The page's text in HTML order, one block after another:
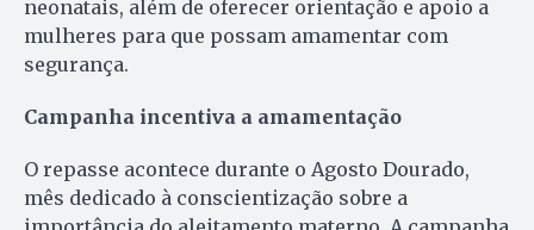
neonatais, além de oferecer orientação e apoio a
mulheres para que possam amamentar com
segurança.
Campanha incentiva a amamentação
O repasse acontece durante o Agosto Dourado,
mês dedicado à conscientização sobre a